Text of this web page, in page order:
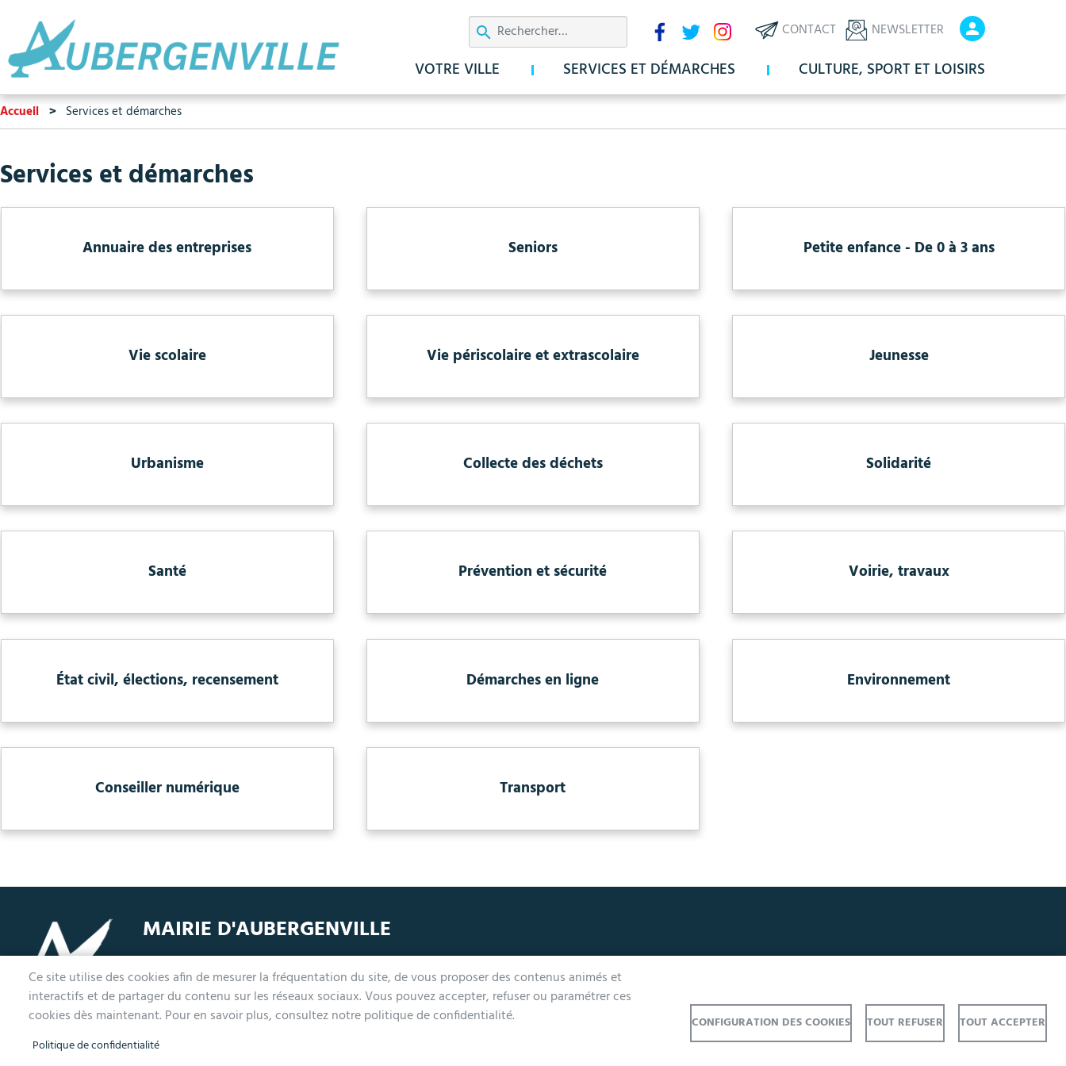
au
contenu
principal
En-
tête
-
En-
tête
Communication
CONTACT NEWSLETTER
Réseaux
sociaux
VOTRE VILLE SERVICES ET DÉMARCHES CULTURE, SPORT ET LOISIRS
Accueil Services et démarches
Services et démarches
Annuaire des entreprises Seniors Petite enfance - De 0 à 3 ans
Vie scolaire Vie périscolaire et extrascolaire Jeunesse
Urbanisme Collecte des déchets Solidarité
Santé Prévention et sécurité Voirie, travaux
État civil, élections, recensement Démarches en ligne Environnement
Conseiller numérique Transport
Ce site utilise des cookies afin de mesurer la fréquentation du site, de vous proposer des contenus animés et
interactifs et de partager du contenu sur les réseaux sociaux. Vous pouvez accepter, refuser ou paramétrer ces
cookies dès maintenant. Pour en savoir plus, consultez notre politique de confidentialité.
Politique de confidentialité
CONFIGURATION DES COOKIES TOUT REFUSER TOUT ACCEPTER
MAIRIE D'AUBERGENVILLE
1 avenue de la Division Leclerc
78410 Aubergenville
Tél. 01 30 90 45 00
Lundi, mercredi, jeudi et vendredi de 9h à 12h et de 14h à 17h
Mardi 14h à 17h, nocturne jusqu'à 19h pour l'Accueil et l'État Civil
Le samedi de 9h à 12h (Accueil et État-Civil)